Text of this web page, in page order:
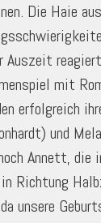
Die Haie
mit
erfolgreich
und
Annett,
Richtung